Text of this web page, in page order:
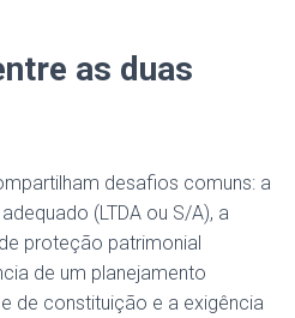
as duas
desafios comuns: a
(LTDA ou S/A), a
proteção patrimonial
de um planejamento
de constituição e a exigência